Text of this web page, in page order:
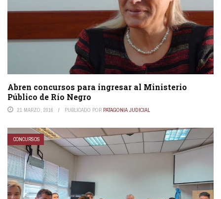
Abren concursos para ingresar al Ministerio
Público de Río Negro
21 MARZO, 2016 PUBLICADO POR PATAGONIA JUDICIAL
CONCURSOS